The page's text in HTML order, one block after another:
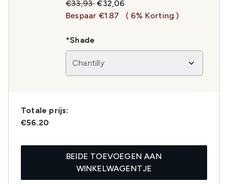
Recommended Retail Price:
€33,93Huidige prijs:
€32,06
Bespaar €1.87
( 6% Korting )
*Shade
Chantilly
Totale prijs:
€56.20
BEIDE TOEVOEGEN AAN
WINKELWAGENTJE